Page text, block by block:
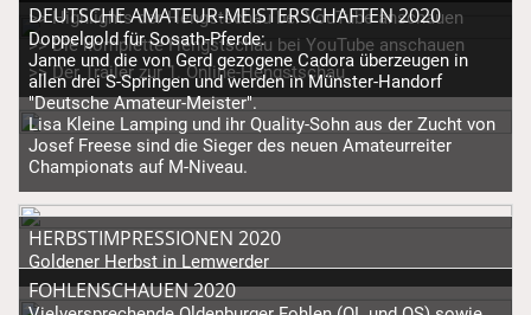
>> Highlights der Hengstschau bei YouTube anschauen
>> Die komplette Hengstschau bei YouTube anschauen
>> Der Trailer zur 1. Online-Hengstschau
DEUTSCHE AMATEUR-MEISTERSCHAFTEN 2020
Doppelgold für Sosath-Pferde:
Janne und die von Gerd gezogene Cadora überzeugen in
allen drei S-Springen und werden in Münster-Handorf
"Deutsche Amateur-Meister".
Lisa Kleine Lamping und ihr Quality-Sohn aus der Zucht von
Josef Freese sind die Sieger des neuen Amateurreiter
Championats auf M-Niveau.
HERBSTIMPRESSIONEN 2020
Goldener Herbst in Lemwerder
FOHLENSCHAUEN 2020